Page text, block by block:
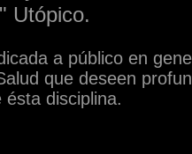
Utópico.
a público en
que deseen
disciplina.